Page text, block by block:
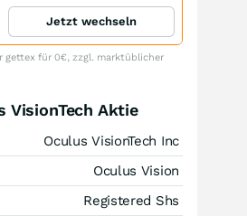
Jetzt wechseln
gettex für 0€, zzgl. marktüblicher
VisionTech Aktie
Oculus VisionTech Inc
Oculus Vision
Registered Shs